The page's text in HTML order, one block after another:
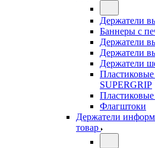
Держатели
Баннеры с
Держатели
Держатели
Держатели
SUPERGRIP
Флагштоки
Держатели
товар